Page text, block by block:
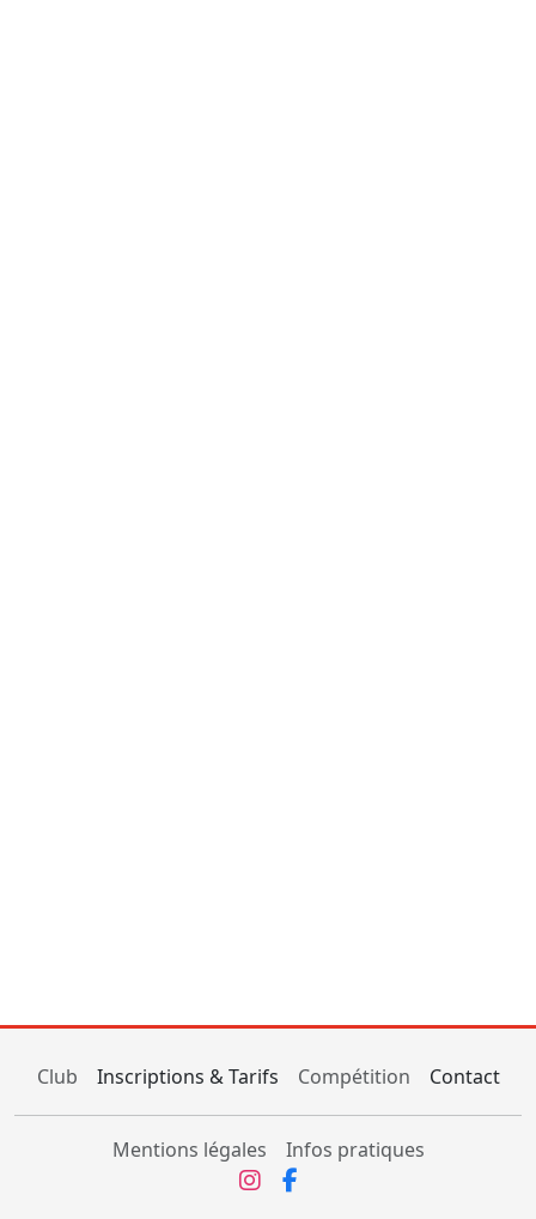
Club Inscriptions & Tarifs Compétition Contact
Mentions légales Infos pratiques